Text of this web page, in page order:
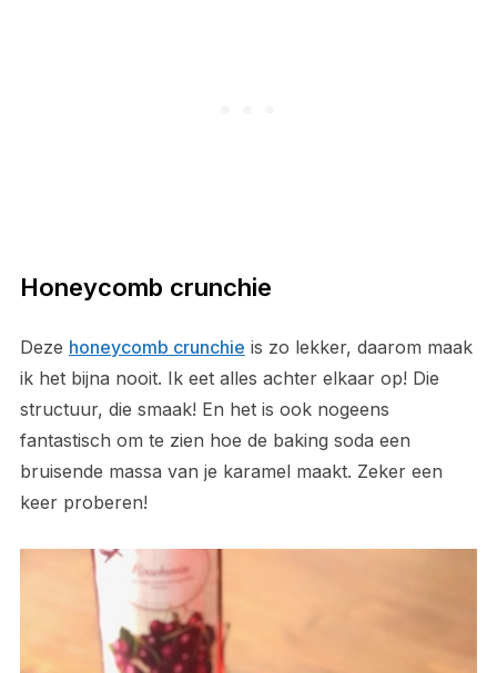
Honeycomb crunchie
Deze honeycomb crunchie is zo lekker, daarom maak
ik het bijna nooit. Ik eet alles achter elkaar op! Die
structuur, die smaak! En het is ook nogeens
fantastisch om te zien hoe de baking soda een
bruisende massa van je karamel maakt. Zeker een
keer proberen!